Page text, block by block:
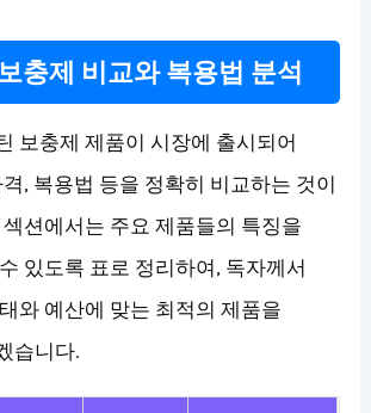
충제 비교와 복용법 분석
보충제 제품이 시장에 출시되어
, 복용법 등을 정확히 비교하는 것이
션에서는 주요 제품들의 특징을
있도록 표로 정리하여, 독자께서
와 예산에 맞는 최적의 제품을
습니다.